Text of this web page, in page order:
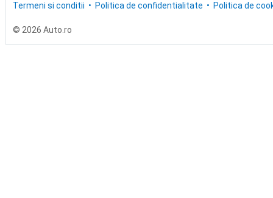
Termeni si conditii
Politica de confidentialitate Politica de
© 2026 Auto.ro